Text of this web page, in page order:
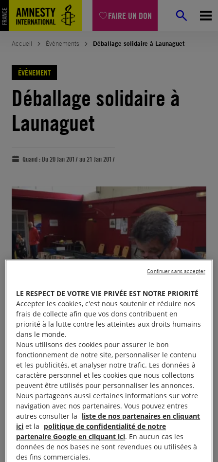
FAIRE UN DON
Accueil Évènements Déballage solidaire à Launaguet
ÉVÈNEMENT
Déballage solidaire à
Launaguet
Quand : Du 20 Jan 2017 au 21 Jan 2017
Le groupe 237 de Toulouse organise un déballage
solidaire avec vente de : livre, disques, CD, bibelots,
vaisselle, bijoux, jouets, linge de maison, vêtements,
LE RESPECT DE VOTRE VIE PRIVÉE EST NOTRE PRIORITÉ
Accepter les cookies, c'est nous soutenir et réduire nos
frais de collecte afin que vos dons contribuent en
priorité à la lutte contre les atteintes aux droits humains
dans le monde.
Nous utilisons des cookies pour assurer le bon
fonctionnement de notre site, personnaliser le contenu
et les publicités, et analyser notre trafic. Les données à
caractère personnel et les cookies que nous collectons
peuvent être utilisés pour personnaliser les annonces.
Nous partageons aussi certaines informations sur votre
navigation avec nos partenaires. Vous pouvez entres
autres consulter la liste de nos partenaires en cliquant
ici et la politique de confidentialité de notre
partenaire Google en cliquant ici. En aucun cas les
données de nos bases ne sont revendues ou utilisées à
des fins commerciales.
Continuer sans accepter